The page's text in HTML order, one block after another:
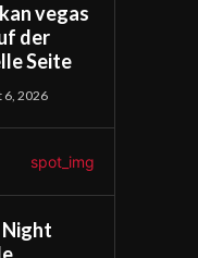
vegas
der
Seite
6, 2026
Night